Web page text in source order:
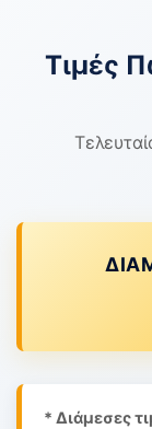
Τιμές
* Διάμεσες